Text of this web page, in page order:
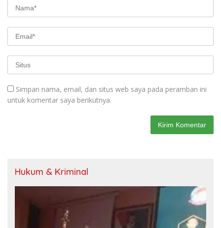
Simpan nama, email, dan situs web saya pada peramban ini
untuk komentar saya berikutnya.
Hukum & Kriminal